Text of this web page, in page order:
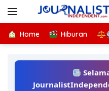
Home Hiburan